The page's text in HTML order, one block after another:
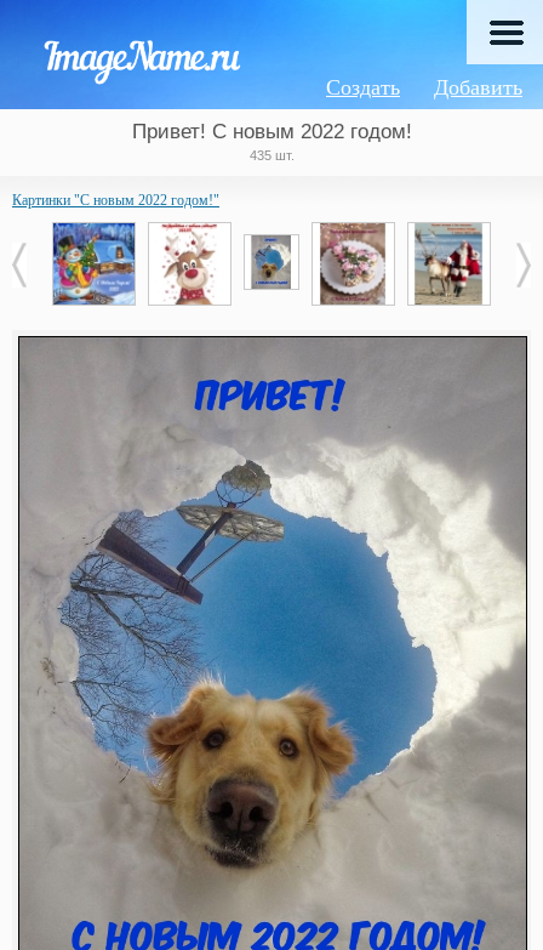
Добавить
Создать
Привет! С новым 2022 годом!
435 шт.
Картинки "С новым 2022 годом!"